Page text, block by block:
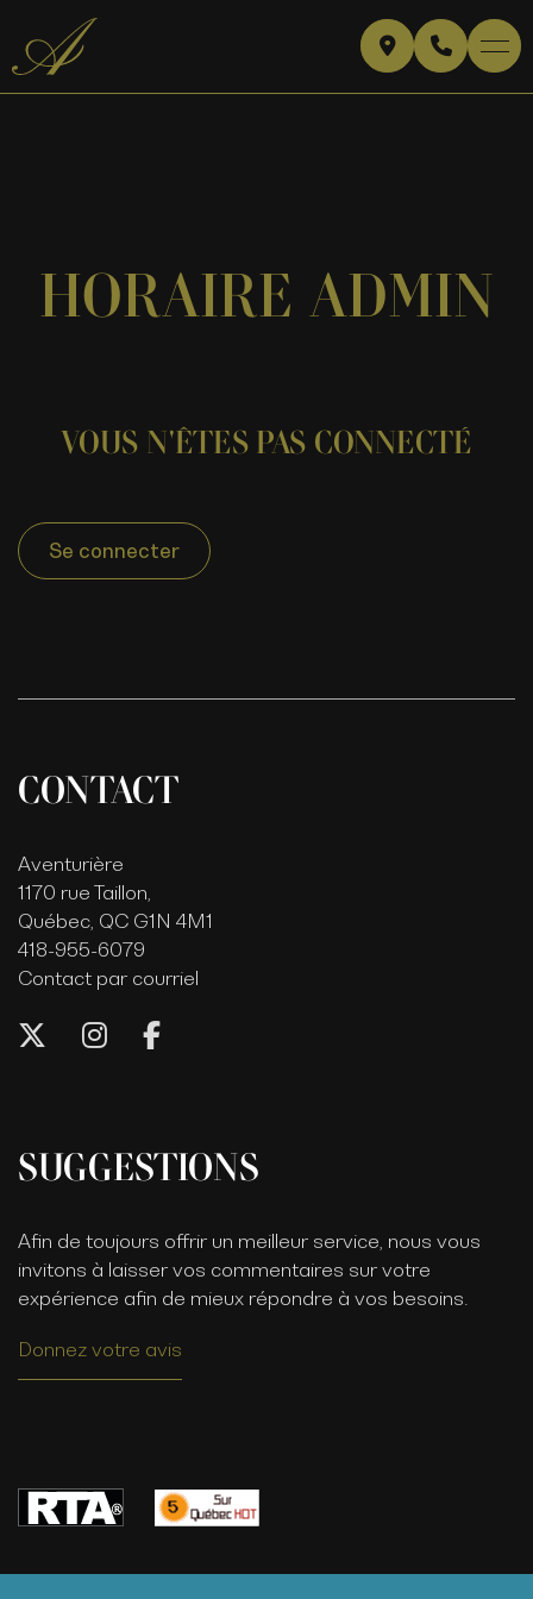
HORAIRE ADMIN
VOUS N'ÊTES PAS CONNECTÉ
Se connecter
CONTACT
Aventurière
1170 rue Taillon,
Québec, QC G1N 4M1
418-955-6079
Contact par courriel
SUGGESTIONS
Afin de toujours offrir un meilleur service, nous vous
invitons à laisser vos commentaires sur votre
expérience afin de mieux répondre à vos besoins.
Donnez votre avis